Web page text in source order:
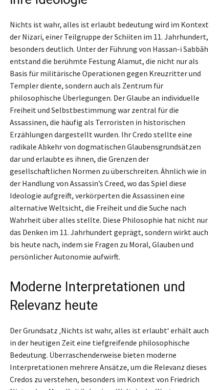
Nichts ist wahr, alles ist erlaubt bedeutung wird im Kontext
der Nizari, einer Teilgruppe der Schiiten im 11. Jahrhundert,
besonders deutlich. Unter der Führung von Hassan-i Sabbāh
entstand die berühmte Festung Alamut, die nicht nur als
Basis für militärische Operationen gegen Kreuzritter und
Templer diente, sondern auch als Zentrum für
philosophische Überlegungen. Der Glaube an individuelle
Freiheit und Selbstbestimmung war zentral für die
Assassinen, die häufig als Terroristen in historischen
Erzählungen dargestellt wurden. Ihr Credo stellte eine
radikale Abkehr von dogmatischen Glaubensgrundsätzen
dar und erlaubte es ihnen, die Grenzen der
gesellschaftlichen Normen zu überschreiten. Ähnlich wie in
der Handlung von Assassin’s Creed, wo das Spiel diese
Ideologie aufgreift, verkörperten die Assassinen eine
alternative Weltsicht, die Freiheit und die Suche nach
Wahrheit über alles stellte. Diese Philosophie hat nicht nur
das Denken im 11. Jahrhundert geprägt, sondern wirkt auch
bis heute nach, indem sie Fragen zu Moral, Glauben und
persönlicher Autonomie aufwirft.
Moderne Interpretationen und
Relevanz heute
Der Grundsatz ‚Nichts ist wahr, alles ist erlaubt‘ erhält auch
in der heutigen Zeit eine tiefgreifende philosophische
Bedeutung. Überraschenderweise bieten moderne
Interpretationen mehrere Ansätze, um die Relevanz dieses
Credos zu verstehen, besonders im Kontext von Friedrich